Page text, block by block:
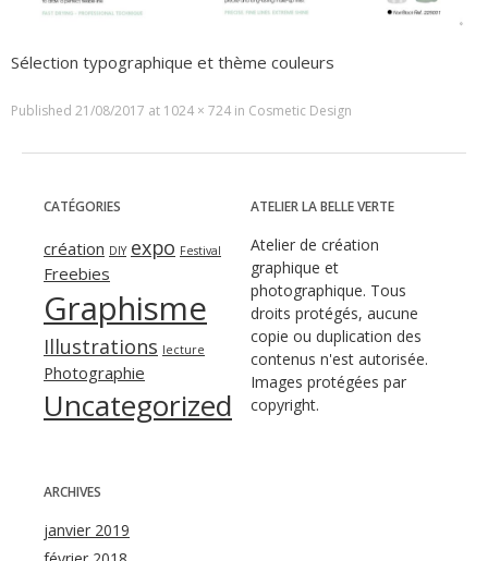
Sélection typographique et thème couleurs
Published 21/08/2017 at 1024 × 724 in Cosmetic Design
CATÉGORIES
création DIY expo Festival
Freebies
Graphisme
Illustrations lecture
Photographie
Uncategorized
ATELIER LA BELLE VERTE
Atelier de création
graphique et
photographique. Tous
droits protégés, aucune
copie ou duplication des
contenus n'est autorisée.
Images protégées par
copyright.
ARCHIVES
janvier 2019